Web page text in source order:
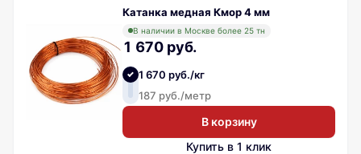
Катанка медная Кмор 4 мм
В наличии в Москве более 25 тн
1 670 руб.
1 670 руб./кг
187 руб./метр
В корзину
Купить в 1 клик